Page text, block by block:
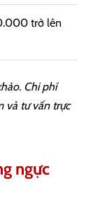
trở lên
Chi phí
và tư vấn trực
ngực